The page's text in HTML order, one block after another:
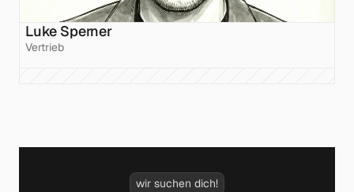
Luke Sperner
Vertrieb
wir suchen dich!